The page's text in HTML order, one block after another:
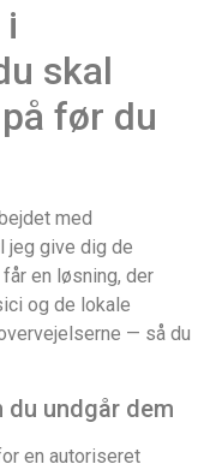
skal
før du
med
jeg give dig de
en løsning, der
og de lokale
— så du
undgår dem
en autoriseret